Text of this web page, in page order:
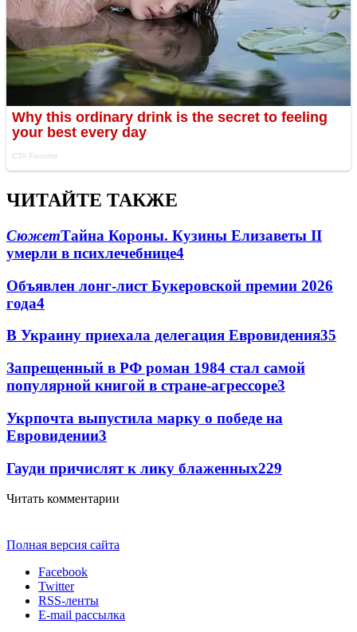
ЧИТАЙТЕ ТАКЖЕ
СюжетТайна Короны. Кузины Елизаветы II
умерли в психлечебнице4
Объявлен лонг-лист Букеровской премии 2026
года4
В Украину приехала делегация Евровидения35
Запрещенный в РФ роман 1984 стал самой
популярной книгой в стране-агрессоре3
Укрпочта выпустила марку о победе на
Евровидении3
Гауди причислят к лику блаженных229
Читать комментарии
Полная версия сайта
Facebook
Twitter
RSS-ленты
E-mail рассылка